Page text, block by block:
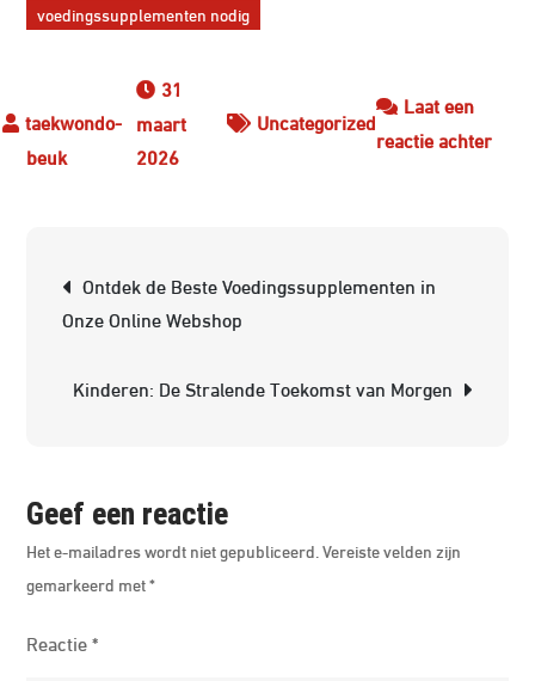
voedingssupplementen nodig
31
maart
2026
Uncategorized
Laat een
reactie achterop
Ontdek de Beste Voedingssupplementen in
Onze Online Webshop
Kinderen: De Stralende Toekomst van Morgen
Geef een reactie
Het e-mailadres wordt niet gepubliceerd. Vereiste velden zijn
gemarkeerd met*
Reactie*